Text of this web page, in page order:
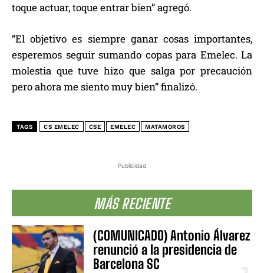
Publicidad
MÁS RECIENTE
(COMUNICADO) Antonio Álvarez
renunció a la presidencia de
Barcelona SC
toque actuar, toque entrar bien” agregó.
“El objetivo es siempre ganar cosas importantes,
esperemos seguir sumando copas para Emelec. La
molestia que tuve hizo que salga por precaución
pero ahora me siento muy bien” finalizó.
TAGS CS EMELEC CSE EMELEC MATAMOROS